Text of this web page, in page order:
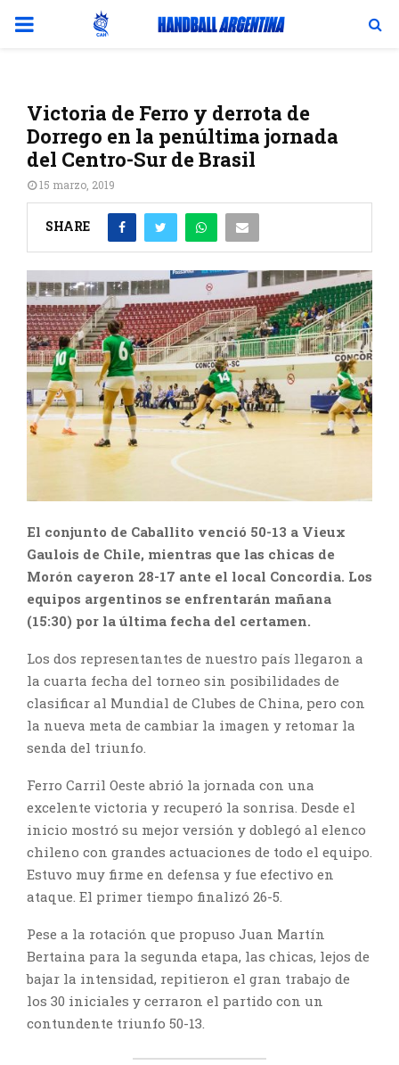
PRIMARY
Victoria de Ferro y derrota de
Dorrego en la penúltima jornada
del Centro-Sur de Brasil
15 marzo, 2019
SHARE
El conjunto de Caballito venció 50-13 a Vieux
Gaulois de Chile, mientras que las chicas de
Morón cayeron 28-17 ante el local Concordia. Los
equipos argentinos se enfrentarán mañana
(15:30) por la última fecha del certamen.
Los dos representantes de nuestro país llegaron a
la cuarta fecha del torneo sin posibilidades de
clasificar al Mundial de Clubes de China, pero con
la nueva meta de cambiar la imagen y retomar la
senda del triunfo.
Ferro Carril Oeste abrió la jornada con una
excelente victoria y recuperó la sonrisa. Desde el
inicio mostró su mejor versión y doblegó al elenco
chileno con grandes actuaciones de todo el equipo.
Estuvo muy firme en defensa y fue efectivo en
ataque. El primer tiempo finalizó 26-5.
Pese a la rotación que propuso Juan Martín
Bertaina para la segunda etapa, las chicas, lejos de
bajar la intensidad, repitieron el gran trabajo de
los 30 iniciales y cerraron el partido con un
contundente triunfo 50-13.